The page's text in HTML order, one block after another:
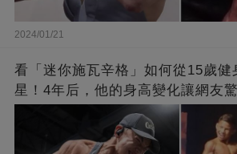
2024/01/21
看「迷你施瓦辛格」如何從15歲健
星！4年后，他的身高變化讓網友